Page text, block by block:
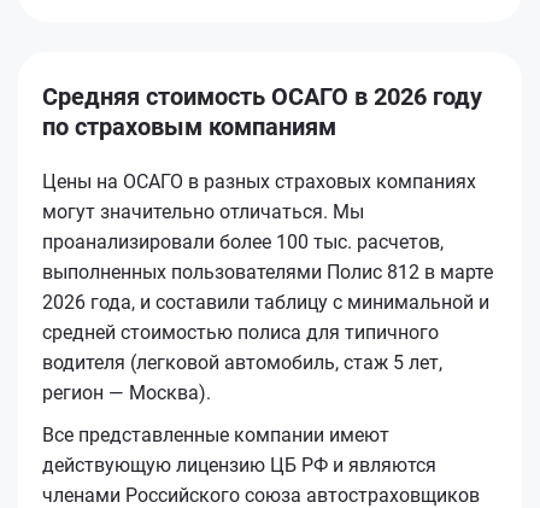
Средняя стоимость ОСАГО в 2026 году
по страховым компаниям
Цены на ОСАГО в разных страховых компаниях
могут значительно отличаться. Мы
проанализировали более 100 тыс. расчетов,
выполненных пользователями Полис 812 в марте
2026 года, и составили таблицу с минимальной и
средней стоимостью полиса для типичного
водителя (легковой автомобиль, стаж 5 лет,
регион — Москва).
Все представленные компании имеют
действующую лицензию ЦБ РФ и являются
членами Российского союза автостраховщиков